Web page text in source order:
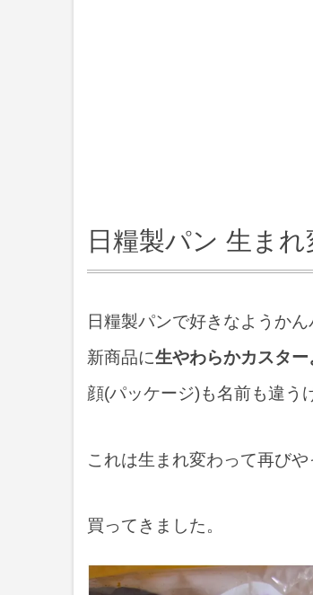
日糧製パン 生ま
日糧製パンで好きなようか
新商品に生やわらかカスタ
顔(パッケージ)も名前も違
これは生まれ変わって再びや
買ってきました。